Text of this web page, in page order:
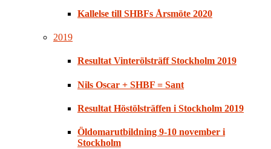
Kallelse till SHBFs Årsmöte 2020
2019
Resultat Vinterölsträff Stockholm 2019
Nils Oscar + SHBF = Sant
Resultat Höstölsträffen i Stockholm 2019
Öldomarutbildning 9-10 november i
Stockholm